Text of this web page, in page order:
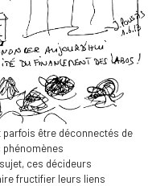
être déconnectés de
phénomènes
ces décideurs
fructifier leurs liens